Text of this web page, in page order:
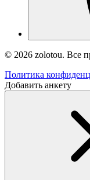
© 2026 zolotou. Все
Политика
Добавить анкету